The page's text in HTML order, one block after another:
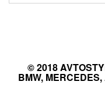
© 2018
BMW,